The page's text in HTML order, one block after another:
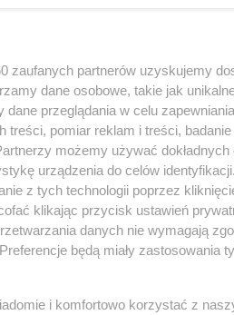
oraz, że końcowy
przebudowuje również
zaufanych partnerów uzyskujemy
dane osobowe, takie jak
przeglądania w celu zapewniania
pomiar reklam i treści,
możemy używać dokładnych
urządzenia do celów
z tych technologii poprzez
klikając przycisk ustawień
danych nie wymagają
będą miały zastosowania
i komfortowo korzystać z